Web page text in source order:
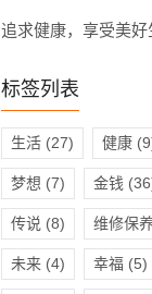
追求健康，享受美好
标签列表
生活(27) 健康
梦想 (7) 金钱
传说 (8) 维修保养
未来(4) 幸福(5)